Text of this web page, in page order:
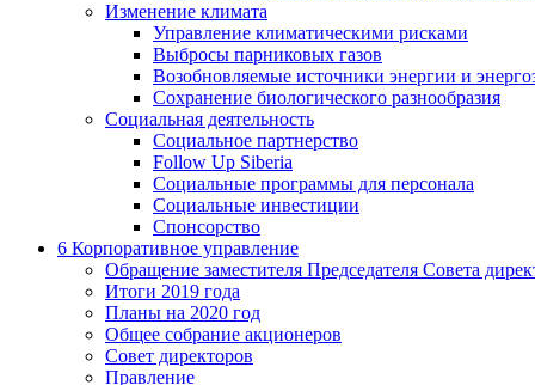
Изменение климата
Управление климатическими рисками
Выбросы парниковых газов
Возобновляемые источники энергии и
Сохранение биологического разнообразия
Социальная деятельность
Социальное партнерство
Follow Up Siberia
Социальные программы для персонала
Социальные инвестиции
Спонсорство
6 Корпоративное управление
Обращение заместителя Председателя Совета
Итоги 2019 года
Планы на 2020 год
Общее собрание акционеров
Совет директоров
Правление